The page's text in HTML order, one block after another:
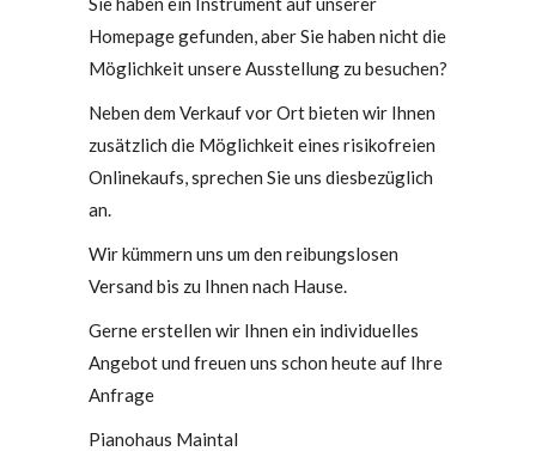
Homepage gefunden, aber Sie haben nicht die
Möglichkeit unsere Ausstellung zu besuchen?
Neben dem Verkauf vor Ort bieten wir Ihnen
zusätzlich die Möglichkeit eines risikofreien
Onlinekaufs, sprechen Sie uns diesbezüglich
an.
Wir kümmern uns um den reibungslosen
Versand bis zu Ihnen nach Hause.
Gerne erstellen wir Ihnen ein individuelles
Angebot und freuen uns schon heute auf Ihre
Anfrage
Pianohaus Maintal